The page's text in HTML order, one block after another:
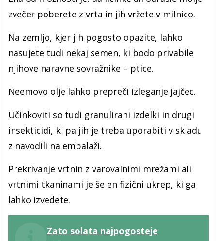
zvečer poberete z vrta in jih vržete v milnico.
Na zemljo, kjer jih pogosto opazite, lahko
nasujete tudi nekaj semen, ki bodo privabile
njihove naravne sovražnike – ptice.
Neemovo olje lahko prepreči izleganje jajčec.
Učinkoviti so tudi granulirani izdelki in drugi
insekticidi, ki pa jih je treba uporabiti v skladu
z navodili na embalaži.
Prekrivanje vrtnin z varovalnimi mrežami ali
vrtnimi tkaninami je še en fizični ukrep, ki ga
lahko izvedete.
Zato solata najpogosteje